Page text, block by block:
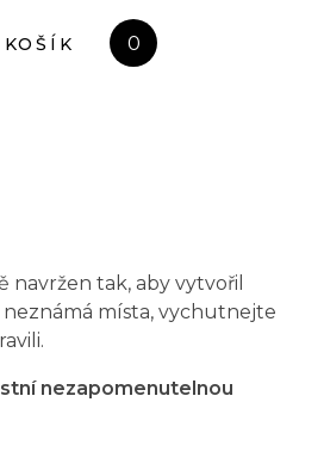
0
KOŠÍK
navržen tak, aby vytvořil
místa, vychutnejte
nezapomenutelnou